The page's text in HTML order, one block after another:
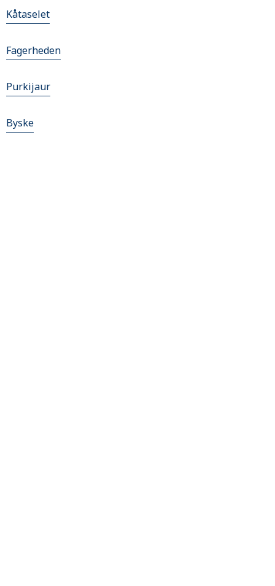
Kåtaselet
Fagerheden
Purkijaur
Byske